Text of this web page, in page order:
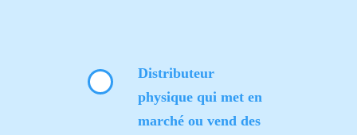
Distributeur
physique qui met en
marché ou vend des